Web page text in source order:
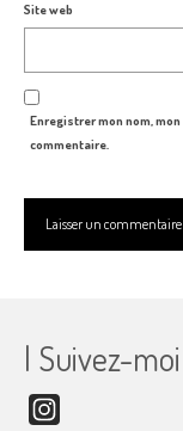
Site web
Enregistrer mon nom,
commentaire.
| Suivez-